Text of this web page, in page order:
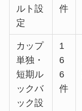
ルト設
定
件
カップ
単独・
短期ル
ックバ
ック設
1
6
6
件